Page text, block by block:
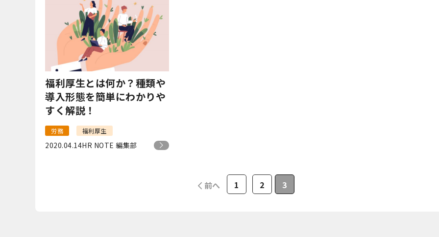
福利厚生とは何か？種類や
導入形態を簡単にわかりや
すく解説！
労務 福利厚生
2020.04.14HR NOTE 編集部
前へ 1 2 3